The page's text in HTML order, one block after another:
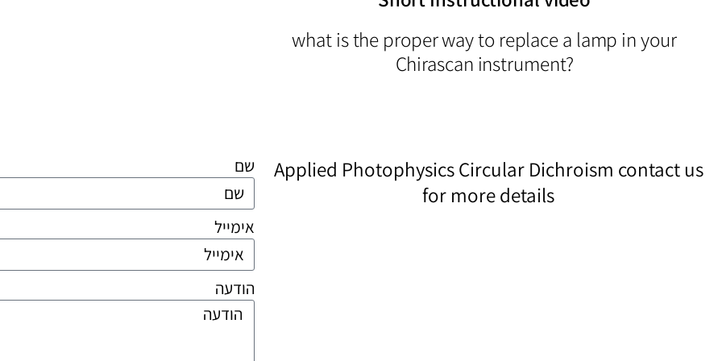
what is the proper way to replace a lamp in your
Chirascan instrument?
Applied PhotophysicsCircular Dichroism contact us
for more details
שם
אימייל
הודעה